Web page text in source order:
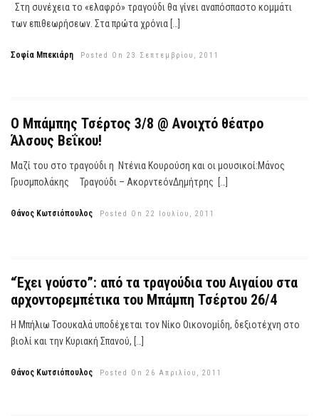
Στη συνέχεια το «ελαφρό» τραγούδι θα γίνει αναπόσπαστο κομμάτι
των επιθεωρήσεων. Στα πρώτα χρόνια […]
Σοφία Μπεκιάρη Posted On 23 Σεπτεμβρίου, 2011
Ο Μπάμπης Τσέρτος 3/8 @ Ανοιχτό θέατρο
Άλσους Βεΐκου!
Μαζί του στο τραγούδι η Ντένια Κουρούση και οι μουσικοί:Μάνος
Γρυσμπολάκης Τραγούδι – ΑκορντεόνΔημήτρης […]
Θάνος Κωτσιόπουλος Posted On 22 Ιουλίου, 2011
“Έχει γούστο”: από τα τραγούδια του Αιγαίου στα
αρχοντορεμπέτικα του Μπάμπη Τσέρτου 26/4
Η Μπήλιω Τσουκαλά υποδέχεται τον Νίκο Οικονομίδη, δεξιοτέχνη στο
βιολί και την Κυριακή Σπανού, […]
Θάνος Κωτσιόπουλος Posted On 26 Απριλίου, 2011